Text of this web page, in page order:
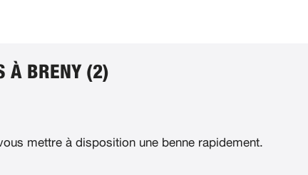
À BRENY (2)
mettre à disposition une benne rapidement.